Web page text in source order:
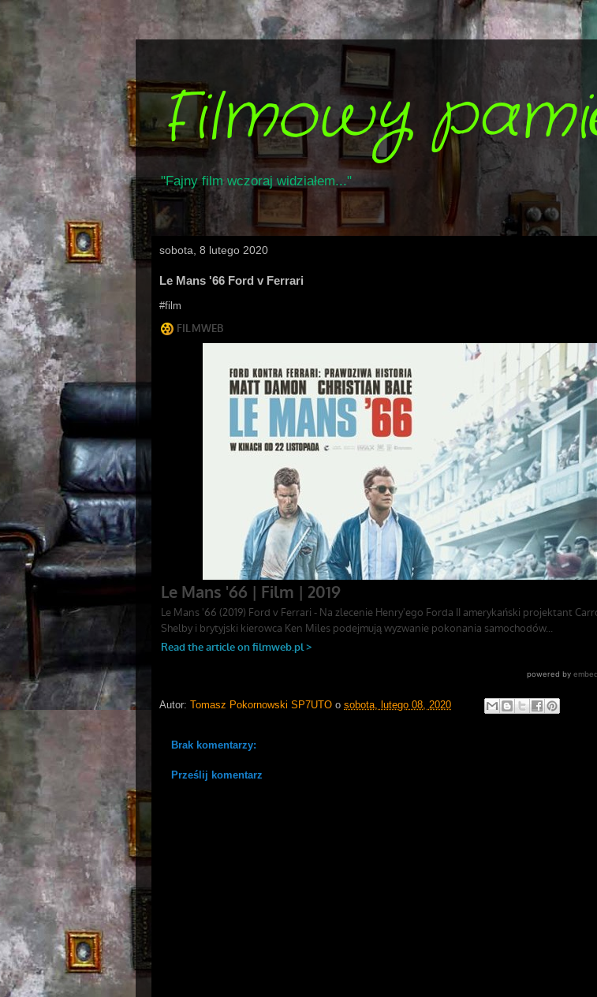
Filmowy
"Fajny film wczoraj widziałem..."
sobota, 8 lutego 2020
Le Mans '66 Ford v Ferrari
#film
Autor: Tomasz Pokornowski SP7UTO o sobota, lutego 08, 2020
Brak komentarzy:
Prześlij komentarz